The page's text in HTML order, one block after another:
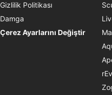
Gizlilik Politikası
Damga
Çerez Ayarlarını Değiştir